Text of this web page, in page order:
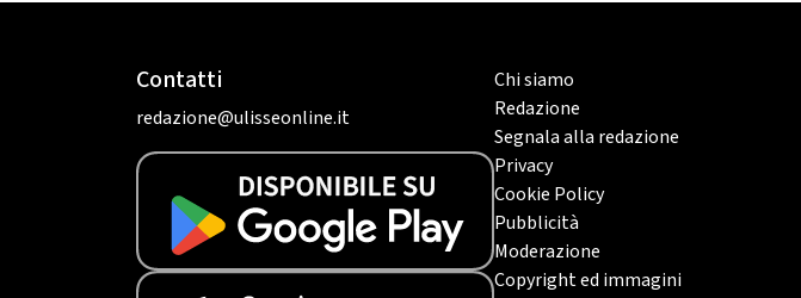
Contatti
redazione@ulisseonline.it
Chi siamo
Redazione
Segnala alla redazione
Privacy
Cookie Policy
Pubblicità
Moderazione
Copyright ed immagini